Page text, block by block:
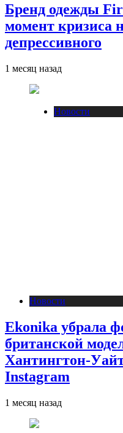
Бренд одежды
момент кризиса
депрессивного
1 месяц назад
Новости
Новости
Ekonika убрала
британской
Хантингтон-
Instagram
1 месяц назад